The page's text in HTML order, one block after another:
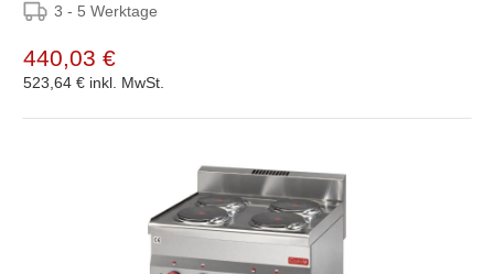
3 - 5 Werktage
440,03 €
523,64 € inkl. MwSt.